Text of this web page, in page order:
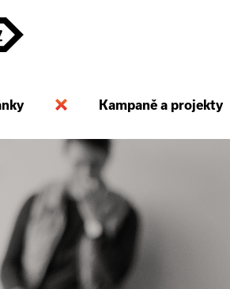
Kampaně a projekty